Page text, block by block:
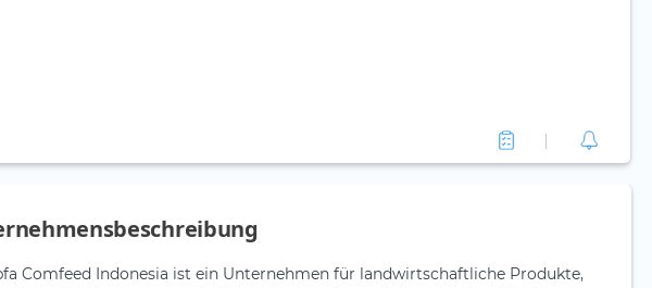
Comfeed Indonesia ist ein Unternehmen für landwirtschaftliche Produkte,